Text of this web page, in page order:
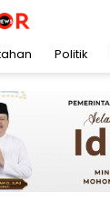
Politik